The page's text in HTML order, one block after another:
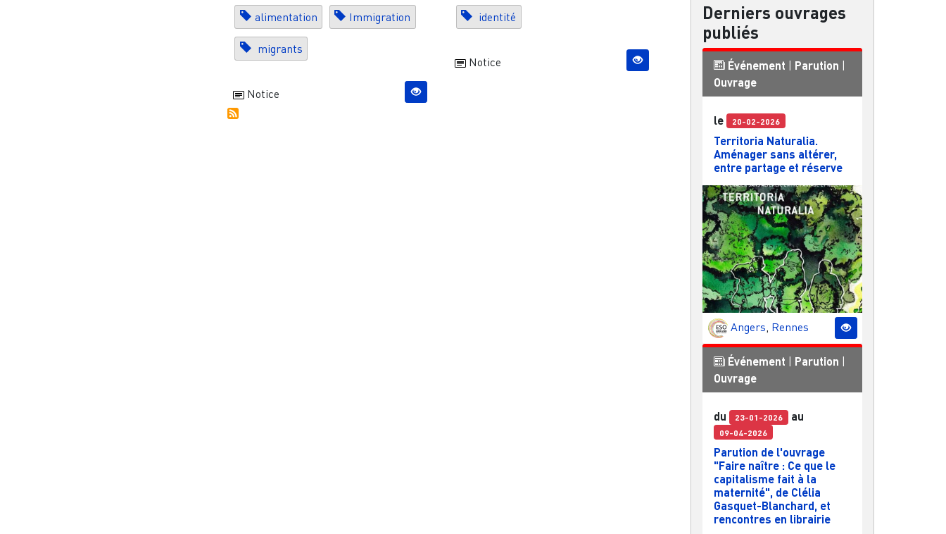
alimentation Immigration
migrants
Notice
identité
Notice
Derniers ouvrages
publiés
Événement | Parution |
Ouvrage
le 20-02-2026
Territoria Naturalia.
Aménager sans altérer,
entre partage et réserve
Angers, Rennes
Événement Parution
Ouvrage
du 23-01-2026 au
09-04-2026
Parution de l'ouvrage
"Faire naître : Ce que le
capitalisme fait à la
maternité", de Clélia
Gasquet-Blanchard, et
rencontres en librairie